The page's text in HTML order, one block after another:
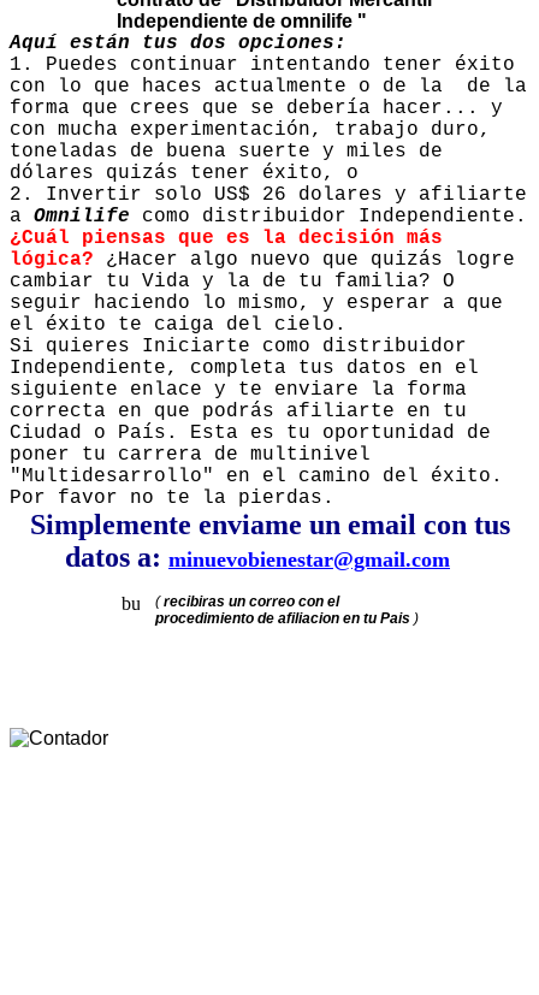
Independiente de omnilife "
Aquí están tus dos opciones:
1. Puedes continuar intentando tener éxito
con lo que haces actualmente o de la de la
forma que crees que se debería hacer... y
con mucha experimentación, trabajo duro,
toneladas de buena suerte y miles de
dólares quizás tener éxito, o
2. Invertir solo US$ 26 dolares y afiliarte
a Omnilife
como distribuidor Independiente.
¿Cuál piensas que es la decisión más
lógica? ¿Hacer algo nuevo que quizás logre
cambiar tu Vida y la de tu familia? O
seguir haciendo lo mismo, y esperar a que
el éxito te caiga del cielo.
Si quieres Iniciarte como distribuidor
Independiente, completa tus datos en el
siguiente enlace y te enviare la forma
correcta en que podrás afiliarte en tu
Ciudad o País. Esta es tu oportunidad de
poner tu carrera de multinivel
"Multidesarrollo" en el camino del éxito.
Por favor no te la pierdas.
Simplemente enviame un email con tus
datos a: minuevobienestar@gmail.com
(recibiras un correo con el
procedimiento de afiliacion en tu Pais )